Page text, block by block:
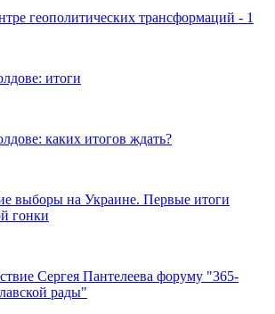
геополитических трансформаций - 1
итоги
каких итогов ждать?
выборы на Украине. Первые итоги
гонки
Сергея Пантелеева форуму "365-
рады"